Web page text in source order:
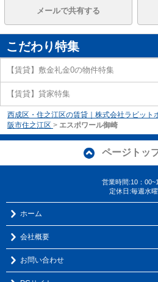
メールで共有する
こだわり特集
【賃貸】敷金礼金0の物件特集
【賃貸】貸家特集
西成区・住之江区の賃貸｜株式会社ラビット
阪市住之江区 > エスポワール御崎
ページトッ
営業時間:10：
定休日:毎週水曜
ホーム
会社概要
お問い合わせ